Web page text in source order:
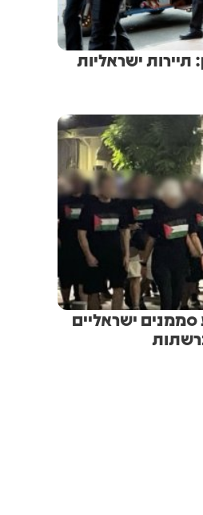
ישראליות
סממנים ישראליים